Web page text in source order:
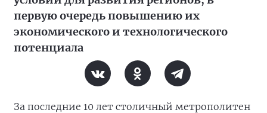
первую очередь повышению их
экономического и технологического
потенциала
За последние 10 лет столичный метрополитен